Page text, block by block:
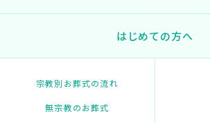
はじめての方へ
宗教別お葬式の流れ
無宗教のお葬式